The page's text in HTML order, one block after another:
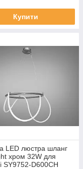
Купити
LED люстра шланг
хром 32W для
SY9752-D600CH